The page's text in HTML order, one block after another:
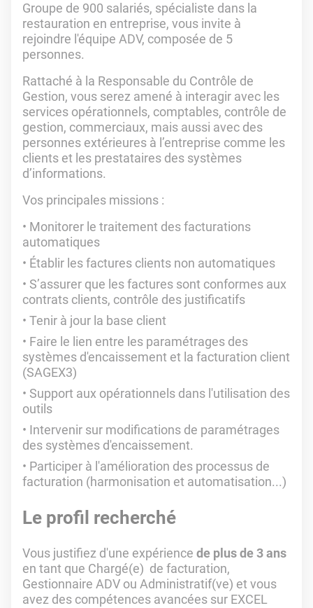
Groupe de 900 salariés, spécialiste dans la
restauration en entreprise, vous invite à
rejoindre l'équipe ADV, composée de 5
personnes.
Rattaché à la Responsable du Contrôle de
Gestion, vous serez amené à interagir avec les
services opérationnels, comptables, contrôle de
gestion, commerciaux, mais aussi avec des
personnes extérieures à l’entreprise comme les
clients et les prestataires des systèmes
d’informations.
Vos principales missions :
Monitorer le traitement des facturations
automatiques
Établir les factures clients non automatiques
S’assurer que les factures sont conformes aux
contrats clients, contrôle des justificatifs
Tenir à jour la base client
Faire le lien entre les paramétrages des
systèmes d'encaissement et la facturation client
(SAGEX3)
Support aux opérationnels dans l'utilisation des
outils
Intervenir sur modifications de paramétrages
des systèmes d'encaissement.
Participer à l'amélioration des processus de
facturation (harmonisation et automatisation...)
Le profil recherché
Vous justifiez d'une expérience de plus de 3 ans
en tant que Chargé(e) de facturation,
Gestionnaire ADV ou Administratif(ve) et vous
avez des compétences avancées sur EXCEL